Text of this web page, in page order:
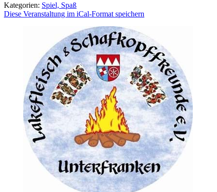
Kategorien: Spiel, Spaß
Diese Veranstaltung im iCal-Format speichern